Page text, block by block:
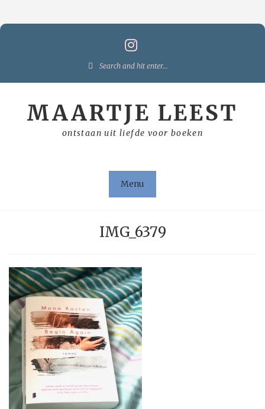
Search
MAARTJE LEEST
ontstaan uit liefde voor boeken
Menu
IMG_6379